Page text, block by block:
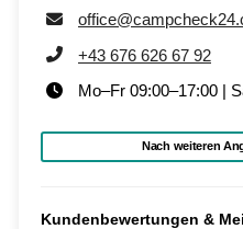
+43 676 626 67 92
Mo–Fr 09:00–17:00 |
Nach weiteren
Kundenbewertungen &